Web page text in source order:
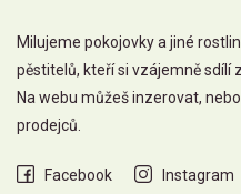
Milujeme pokojovky a jiné
pěstitelů, kteří si vzájemně sdílí
Na webu můžeš inzerovat,
prodejců.
Facebook Instagram